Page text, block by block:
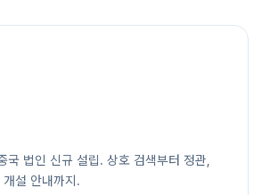
국 법인 신규 설립. 상호 검색부터 정관,
설 안내까지.